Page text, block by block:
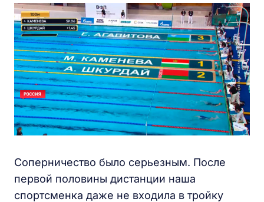
Соперничество было серьезным. После
первой половины дистанции наша
спортсменка даже не входила в тройку